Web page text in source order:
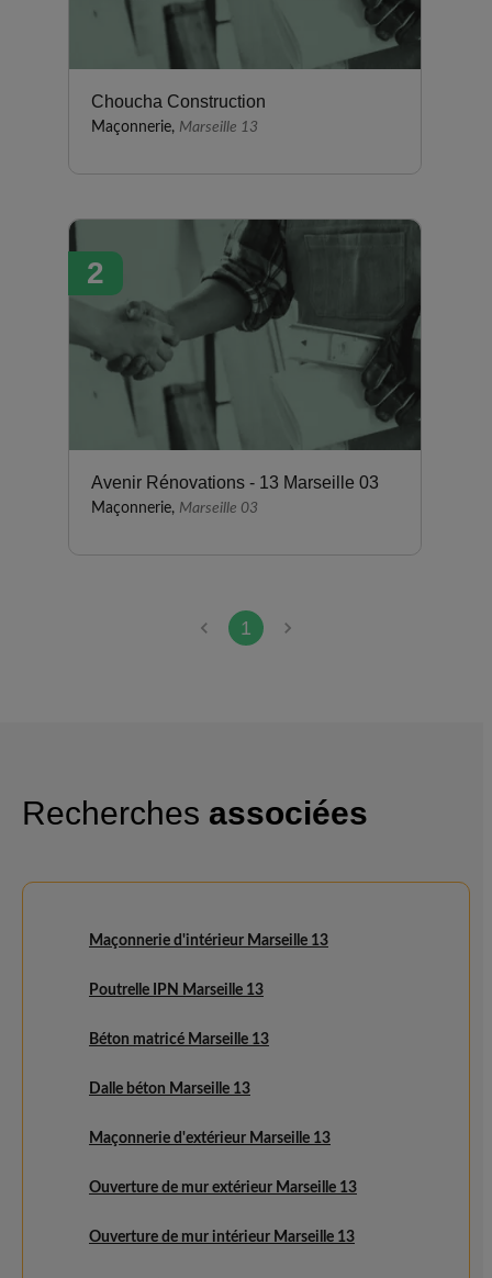
Choucha Construction
Maçonnerie, Marseille 13
2
Avenir Rénovations - 13 Marseille 03
Maçonnerie, Marseille 03
1
Recherches associées
Maçonnerie d'intérieur Marseille 13
Poutrelle IPN Marseille 13
Béton matricé Marseille 13
Dalle béton Marseille 13
Maçonnerie d'extérieur Marseille 13
Ouverture de mur extérieur Marseille 13
Ouverture de mur intérieur Marseille 13